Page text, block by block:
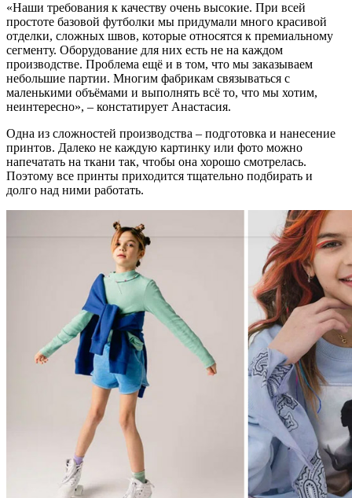
«Наши требования к качеству очень высокие. При всей
простоте базовой футболки мы придумали много красивой
отделки, сложных швов, которые относятся к премиальному
сегменту. Оборудование для них есть не на каждом
производстве. Проблема ещё и в том, что мы заказываем
небольшие партии. Многим фабрикам связываться с
маленькими объёмами и выполнять всё то, что мы хотим,
неинтересно», – констатирует Анастасия.
Одна из сложностей производства – подготовка и нанесение
принтов. Далеко не каждую картинку или фото можно
напечатать на ткани так, чтобы она хорошо смотрелась.
Поэтому все принты приходится тщательно подбирать и
долго над ними работать.